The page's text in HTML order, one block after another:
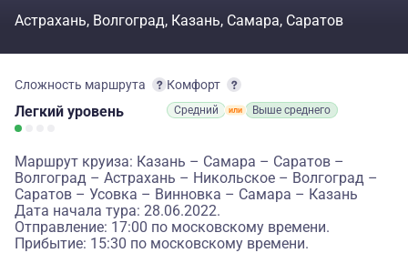
Астрахань Волгоград Казань Самара Саратов
Сложность маршрута
Легкий уровень
Комфорт
Средний Выше среднего
Маршрут круиза: Казань – Самара – Саратов –
Волгоград – Астрахань – Никольское – Волгоград –
Саратов – Усовка – Винновка – Самара – Казань
Дата начала тура: 28.06.2022.
Отправление: 17:00 по московскому времени.
Прибытие: 15:30 по московскому времени.